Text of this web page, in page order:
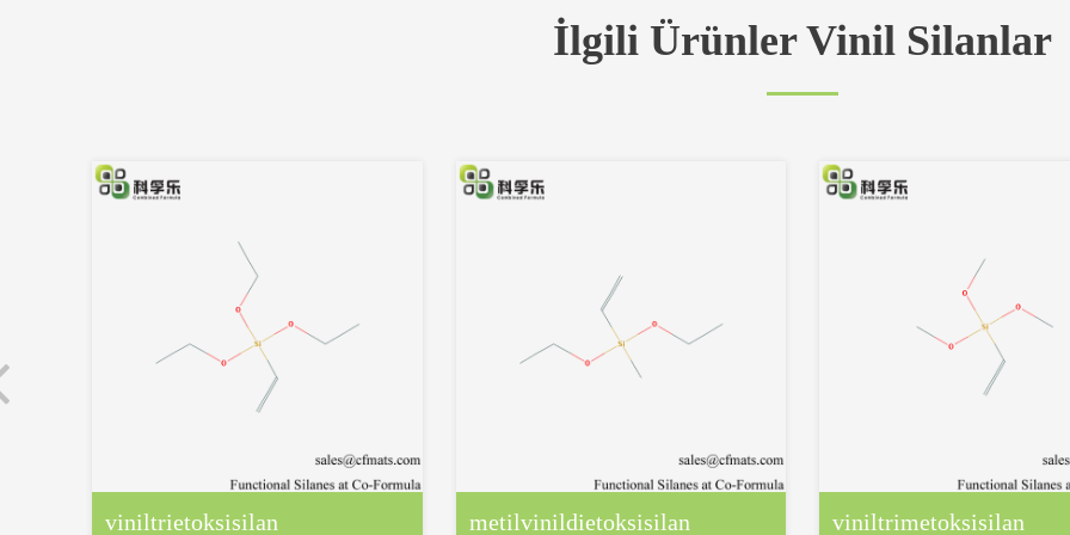
İlgili Ürünler Vinil Silanlar
viniltrietoksisilan metilvinildietoksisilan viniltrimetoksisilan